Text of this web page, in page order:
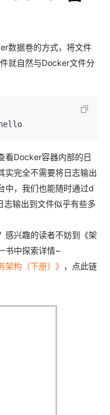
据卷的方式，将文件
就自然与Docker文件分
Docker容器内部的日
实完全不需要将日志输出
中，我们也能随时通过d
输出到文件似乎有些多
兴趣的读者不妨到《架
书中探索详情~
架构（下册）》 ，点此链